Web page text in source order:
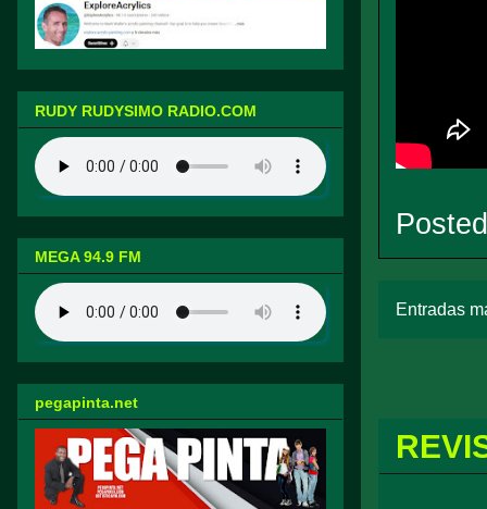
Entradas
RUDY RUDYSIMO RADIO.COM
MEGA 94.9 FM
pegapinta.net